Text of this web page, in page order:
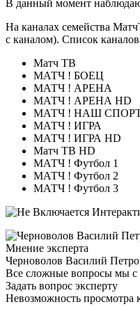
В данный момент
На каналах семейства
с каналом). Список
Матч ТВ
МАТЧ ! БОЕЦ
МАТЧ ! АРЕНА
МАТЧ ! АРЕНА HD
МАТЧ ! НАШ
МАТЧ ! ИГРА
МАТЧ ! ИГРА HD
Матч ТВ HD
МАТЧ ! Футбол 1
МАТЧ ! Футбол 2
МАТЧ ! Футбол 3
Мнение эксперта
Черноволов Василий
Все сложные вопросы мы с
Задать вопрос эксперту
Невозможность просмотра